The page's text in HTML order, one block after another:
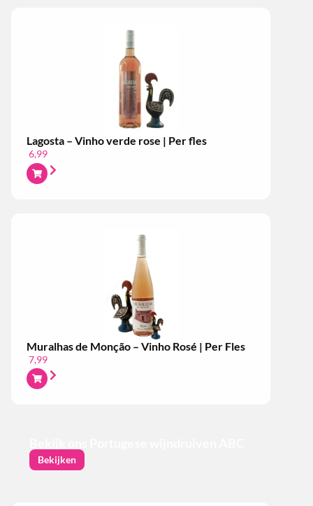
Lagosta – Vinho verde rose | Per fles
6,99
Muralhas de Monção – Vinho Rosé | Per Fles
7,99
Bekijken